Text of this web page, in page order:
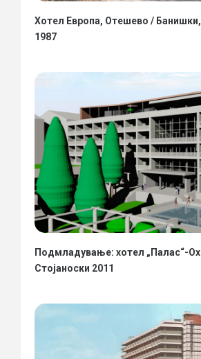
Хотел Европа, Отешево /
1987
Подмладување: хотел „Палас“-
Стојаноски 2011